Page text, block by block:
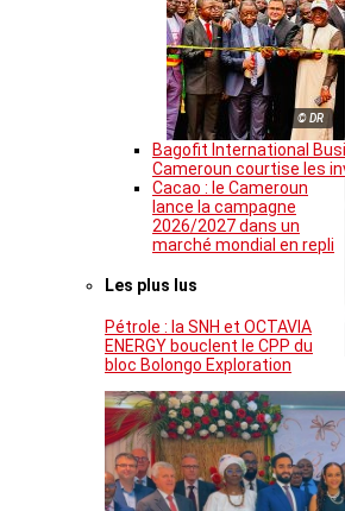
© DR
Bagofit International
Cameroun courtise les
Cacao : le Cameroun
lance la campagne
2026/2027 dans un
marché mondial en repli
Les plus lus
Pétrole : la SNH et OCTAVIA
ENERGY bouclent le CPP du
bloc Bolongo Exploration